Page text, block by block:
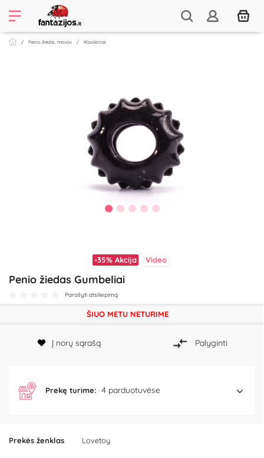
Penio žiedai, movos Klasikiniai
-35% Akcija Video
Penio žiedas Gumbeliai
Parašyti atsiliepimą
Prekės ženklas Lovetoy
ŠIUO METU NETURIME
Į norų sąrašą Palyginti
Prekę turime: 4 parduotuvėse